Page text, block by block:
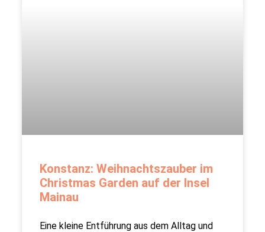
Konstanz: Weihnachtszauber im
Christmas Garden auf der Insel
Mainau
Eine kleine Entführung aus dem Alltag und